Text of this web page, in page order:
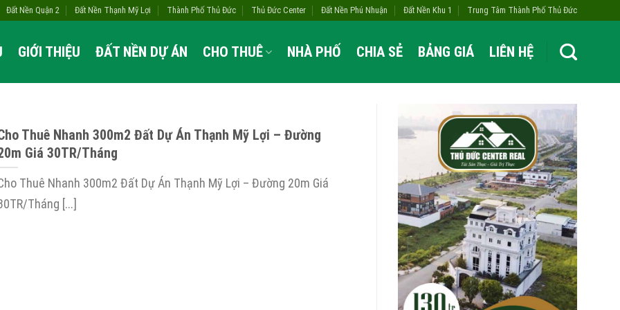
Đất Nền Quận 2 Đất Nền Thạnh Mỹ Lợi Thành Phố Thủ Đức Thủ Đức Center Đất Nền Phú Nhuận Đất Nền Khu 1 Trung Tâm Thành Phố Thủ Đức
GIỚI THIỆU ĐẤT NỀN DỰ ÁN CHO THUÊ NHÀ PHỐ CHIA SẺ BẢNG GIÁ LIÊN HỆ
Thuê Nhanh 300m2 Đất Dự Án Thạnh Mỹ Lợi – Đường
Giá 30TR/Tháng
Thuê Nhanh 300m2 Đất Dự Án Thạnh Mỹ Lợi – Đường 20m Giá
Tháng [...]